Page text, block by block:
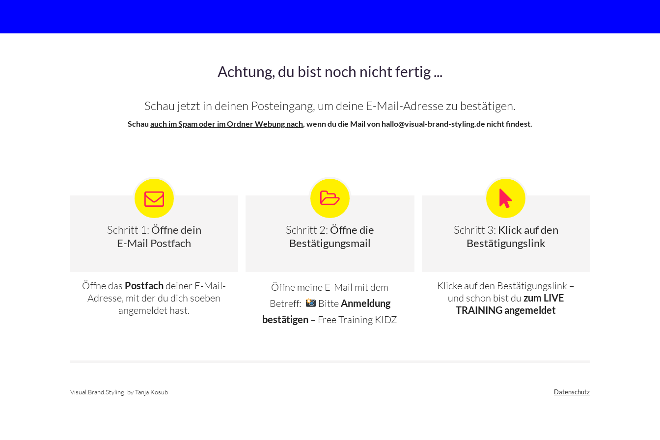
Achtung, du bist noch nicht fertig ...
Schau jetzt in deinen Posteingang, um deine E-Mail-Adresse zu bestätigen.
Schau auch im Spam oder im Ordner Webung nach, wenn du die Mail von hallo@visual-brand-styling.de nicht findest.
Schritt 1: Öffne dein
E-Mail Postfach
Öffne das Postfach deiner E-Mail-
Adresse, mit der du dich soeben
angemeldet hast.
Schritt 2: Öffne die
Bestätigungsmail
Öffne meine E-Mail mit dem
Betreff:
BitteAnmeldung
bestätigen – Free Training KIDZ
Schritt 3: Klick auf den
Bestätigungslink
Klicke auf den Bestätigungslink –
und schon bist duzum LIVE
TRAINING angemeldet
Visual.Brand.Styling. by Tanja Kosub Datenschutz